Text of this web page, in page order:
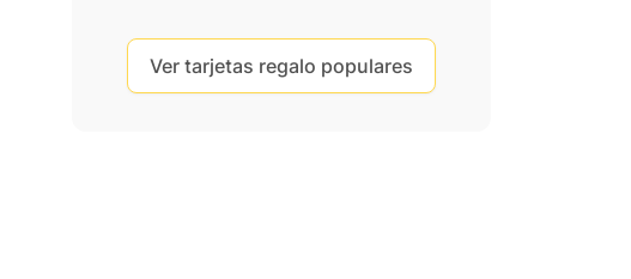
Ver tarjetas regalo populares